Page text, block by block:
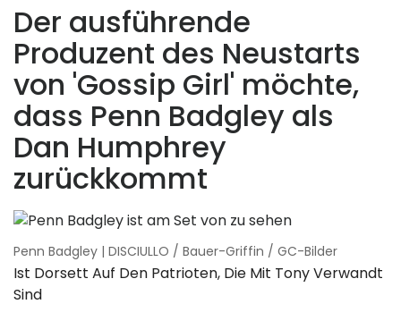
Der ausführende
Produzent des Neustarts
von 'Gossip Girl' möchte,
dass Penn Badgley als
Dan Humphrey
zurückkommt
Penn Badgley | DISCIULLO / Bauer-Griffin / GC-Bilder
Ist Dorsett Auf Den Patrioten, Die Mit Tony Verwandt
Sind